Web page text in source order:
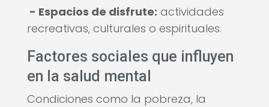
- Espacios de disfrute: actividades
recreativas, culturales o espirituales.
Factores sociales que influyen
en la salud mental
Condiciones como la pobreza, la